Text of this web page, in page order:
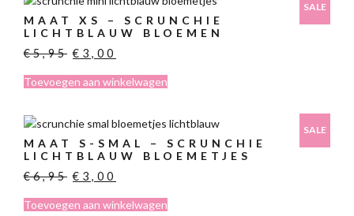
SALE
MAAT XS – SCRUNCHIE
LICHTBLAUW BLOEMEN
€5,95 Oorspronkelijke
was:
€ 3,00
is:
Toevoegen aan winkelwagen
SALE
MAAT S-SMAL – SCRUNCHIE
LICHTBLAUW BLOEMETJES
€6,95 Oorspronkelijke
was:
€ 3,00
is:
Toevoegen aan winkelwagen